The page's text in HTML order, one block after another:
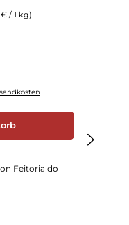
€ / 1 kg)
Preis: